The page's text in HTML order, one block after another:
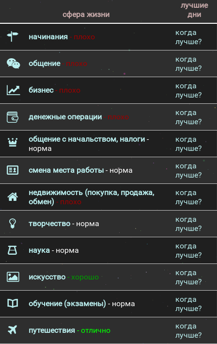
сфера жизни
лучшие
дни
начинания - плохо
когда
лучше?
общение- плохо
когда
лучше?
бизнес- плохо
когда
лучше?
денежные операции - плохо
когда
лучше?
общение с начальством, налоги -
норма
когда
лучше?
смена места работы - норма
когда
лучше?
недвижимость (покупка, продажа,
обмен) - плохо
когда
лучше?
творчество - норма
когда
лучше?
наука - норма
когда
лучше?
искусство - хорошо
когда
лучше?
обучение (экзамены) - норма
когда
лучше?
путешествия - отлично
когда
лучше?